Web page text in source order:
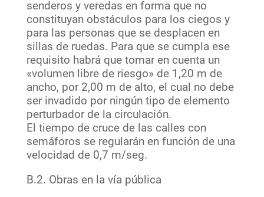
senderos y veredas en forma que no
constituyan obstáculos para los ciegos y
para las personas que se desplacen en
sillas de ruedas. Para que se cumpla ese
requisito habrá que tomar en cuenta un
«volumen libre de riesgo» de 1,20 m de
ancho, por 2,00 m de alto, el cual no debe
ser invadido por ningún tipo de elemento
perturbador de la circulación.
El tiempo de cruce de las calles con
semáforos se regularán en función de una
velocidad de 0,7 m/seg.
B.2. Obras en la vía pública